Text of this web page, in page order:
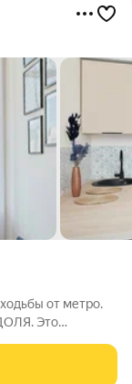
от метро.
Это